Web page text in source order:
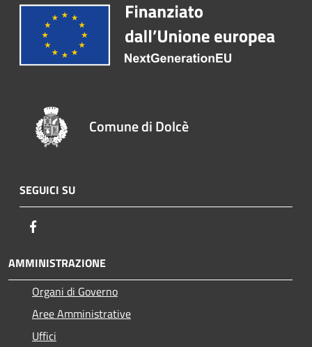
Comune di Dolcè
SEGUICI SU
AMMINISTRAZIONE
Organi di Governo
Aree Amministrative
Uffici